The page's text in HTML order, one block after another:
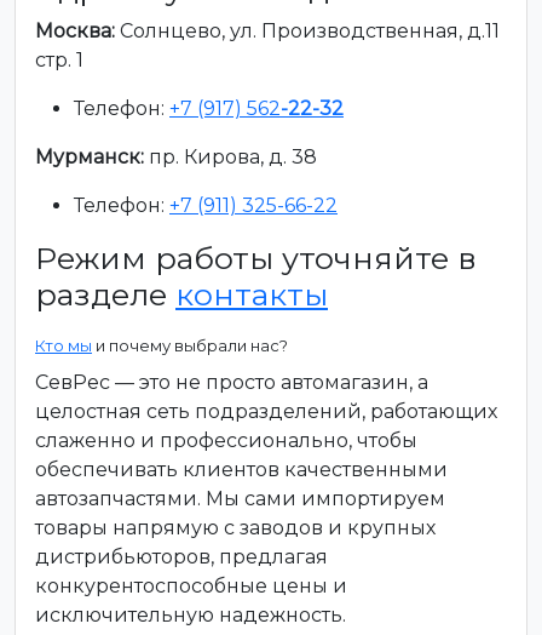
Москва: Солнцево, ул. Производственная, д.11
стр. 1
Телефон: +7 (917) 562-22-32
Мурманск: пр. Кирова, д. 38
Телефон: +7 (911) 325-66-22
Режим работы уточняйте в
разделе контакты
Кто мы и почему выбрали нас?
СевРес — это не просто автомагазин, а
целостная сеть подразделений, работающих
слаженно и профессионально, чтобы
обеспечивать клиентов качественными
автозапчастями. Мы сами импортируем
товары напрямую с заводов и крупных
дистрибьюторов, предлагая
конкурентоспособные цены и
исключительную надежность.